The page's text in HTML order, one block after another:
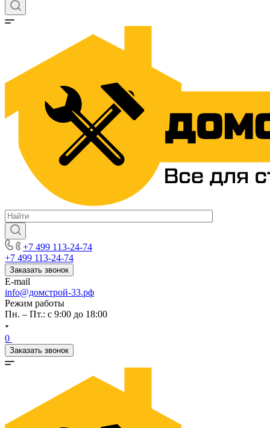
+7 499 113-24-74
+7 499 113-24-74
Заказать звонок
E-mail
info@домстрой-33.рф
Режим работы
Пн. – Пт.: с 9:00 до 18:00
0
Заказать звонок